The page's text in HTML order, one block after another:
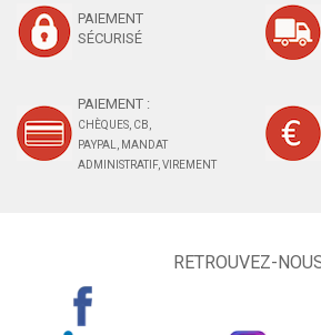
PAIEMENT
SÉCURISÉ
PAIEMENT :
CHÈQUES, CB,
PAYPAL, MANDAT
ADMINISTRATIF, VIREMENT
RETROUVEZ-